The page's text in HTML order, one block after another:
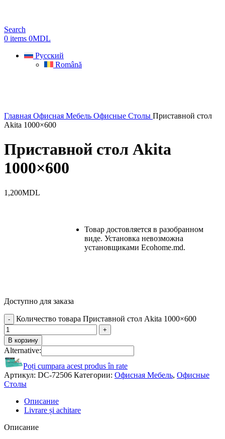
Search
0 items 0MDL
Русский
Română
Главная Офисная Мебель Офисные Столы Приставной стол
Akita 1000×600
Приставной стол Akita
1000×600
1,200MDL
Товар достовляется в разобранном
виде. Установка невозможна
установщиками Ecohome.md.
Доступно для заказа
Количество товара Приставной стол Akita 1000×600
В корзину
Alternative:
Poți cumpara acest produs în rate
Артикул: DC-72506 Категории: Офисная Мебель, Офисные
Столы
Описание
Livrare și achitare
Описание